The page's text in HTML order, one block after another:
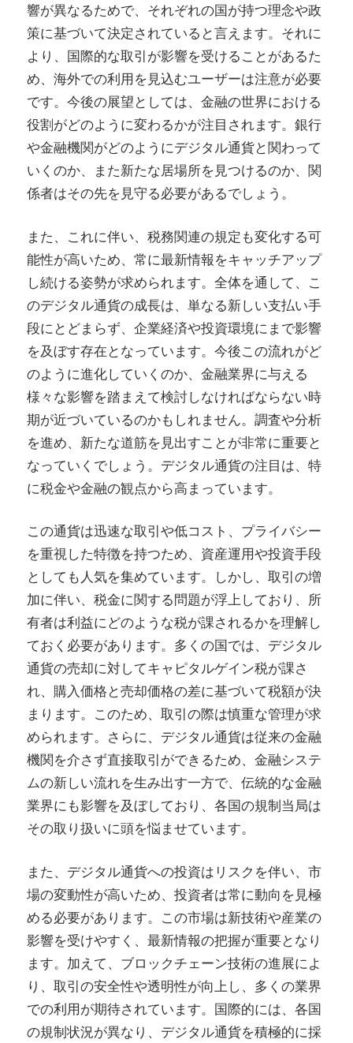
響が異なるためで、それぞれの国が持つ理念や政
策に基づいて決定されていると言えます。それに
より、国際的な取引が影響を受けることがあるた
め、海外での利用を見込むユーザーは注意が必要
です。今後の展望としては、金融の世界における
役割がどのように変わるかが注目されます。銀行
や金融機関がどのようにデジタル通貨と関わって
いくのか、また新たな居場所を見つけるのか、関
係者はその先を見守る必要があるでしょう。
また、これに伴い、税務関連の規定も変化する可
能性が高いため、常に最新情報をキャッチアップ
し続ける姿勢が求められます。全体を通して、こ
のデジタル通貨の成長は、単なる新しい支払い手
段にとどまらず、企業経済や投資環境にまで影響
を及ぼす存在となっています。今後この流れがど
のように進化していくのか、金融業界に与える
様々な影響を踏まえて検討しなければならない時
期が近づいているのかもしれません。調査や分析
を進め、新たな道筋を見出すことが非常に重要と
なっていくでしょう。デジタル通貨の注目は、特
に税金や金融の観点から高まっています。
この通貨は迅速な取引や低コスト、プライバシー
を重視した特徴を持つため、資産運用や投資手段
としても人気を集めています。しかし、取引の増
加に伴い、税金に関する問題が浮上しており、所
有者は利益にどのような税が課されるかを理解し
ておく必要があります。多くの国では、デジタル
通貨の売却に対してキャピタルゲイン税が課さ
れ、購入価格と売却価格の差に基づいて税額が決
まります。このため、取引の際は慎重な管理が求
められます。さらに、デジタル通貨は従来の金融
機関を介さず直接取引ができるため、金融システ
ムの新しい流れを生み出す一方で、伝統的な金融
業界にも影響を及ぼしており、各国の規制当局は
その取り扱いに頭を悩ませています。
また、デジタル通貨への投資はリスクを伴い、市
場の変動性が高いため、投資者は常に動向を見極
める必要があります。この市場は新技術や産業の
影響を受けやすく、最新情報の把握が重要となり
ます。加えて、ブロックチェーン技術の進展によ
り、取引の安全性や透明性が向上し、多くの業界
での利用が期待されています。国際的には、各国
の規制状況が異なり、デジタル通貨を積極的に採